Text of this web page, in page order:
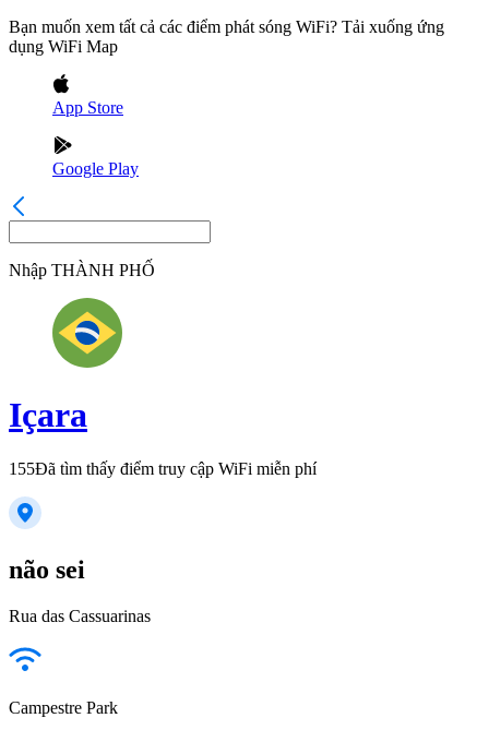
Bạn muốn xem tất cả các điểm phát sóng WiFi? Tải xuống ứng
dụng WiFi Map
App Store
Google Play
Nhập THÀNH PHỐ
Içara
155Đã tìm thấy điểm truy cập WiFi miễn phí
não sei
Rua das Cassuarinas
Campestre Park